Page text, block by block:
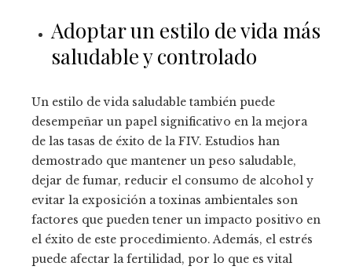
Adoptar un estilo de vida más
saludable y controlado
Un estilo de vida saludable también puede
desempeñar un papel significativo en la mejora
de las tasas de éxito de la FIV. Estudios han
demostrado que mantener un peso saludable,
dejar de fumar, reducir el consumo de alcohol y
evitar la exposición a toxinas ambientales son
factores que pueden tener un impacto positivo en
el éxito de este procedimiento. Además, el estrés
puede afectar la fertilidad, por lo que es vital